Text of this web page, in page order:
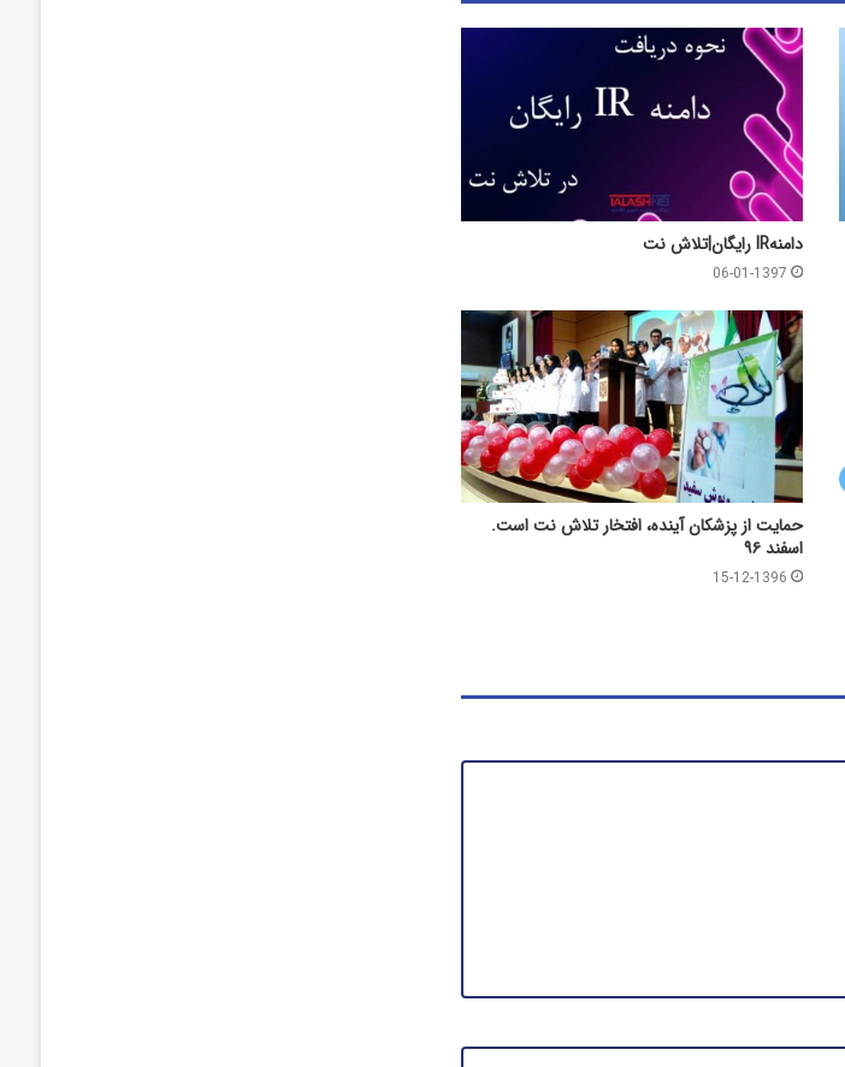
دامنهIR رایگان|تلاش نت
06-01-1397
حمایت از پزشکان آینده، افتخار تلاش نت است.
اسفند ۹۶
15-12-1396